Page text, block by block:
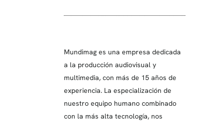
Mundimag es una empresa dedicada
a la producción audiovisual y
multimedia, con más de 15 años de
experiencia. La especialización de
nuestro equipo humano combinado
con la más alta tecnología, nos